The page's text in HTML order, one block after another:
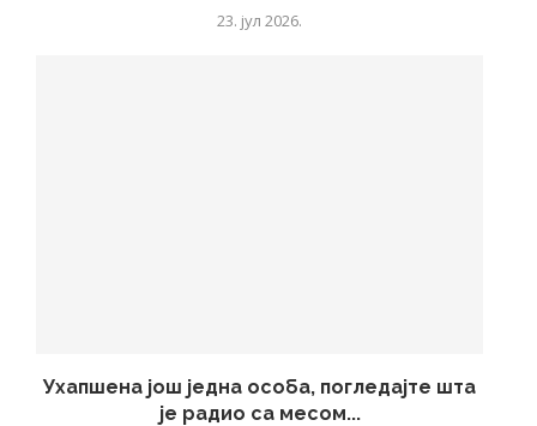
23. јул 2026.
Ухапшена још једна особа, погледајте шта
је радиo са месом...